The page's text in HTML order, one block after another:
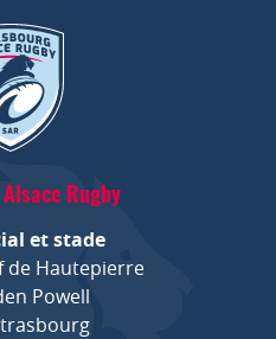
Rugby
et stade
de Hautepierre
Powell